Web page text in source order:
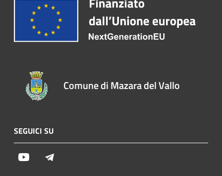
Comune di Mazara del Vallo
SEGUICI SU
Youtube